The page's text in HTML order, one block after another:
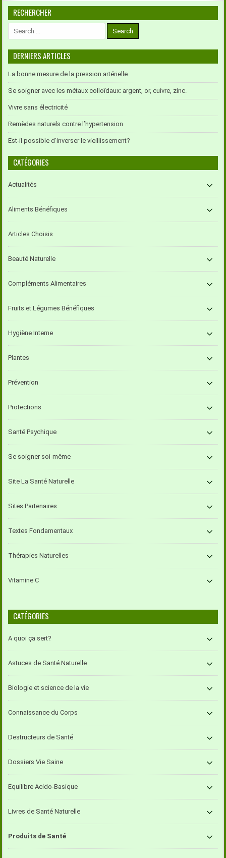
RECHERCHER
Search
for:
DERNIERS ARTICLES
La bonne mesure de la pression artérielle
Se soigner avec les métaux colloïdaux: argent, or, cuivre, zinc.
Vivre sans électricité
Remèdes naturels contre l’hypertension
Est-il possible d’inverser le vieillissement?
CATÉGORIES
Actualités
Aliments Bénéfiques
Articles Choisis
Beauté Naturelle
Compléments Alimentaires
Fruits et Légumes Bénéfiques
Hygiène Interne
Plantes
Prévention
Protections
Santé Psychique
Se soigner soi-même
Site La Santé Naturelle
Sites Partenaires
Textes Fondamentaux
Thérapies Naturelles
Vitamine C
CATÉGORIES
A quoi ça sert?
Astuces de Santé Naturelle
Biologie et science de la vie
Connaissance du Corps
Destructeurs de Santé
Dossiers Vie Saine
Equilibre Acido-Basique
Livres de Santé Naturelle
Produits de Santé